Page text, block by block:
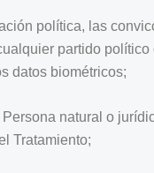
política, las
partido
datos biométricos;
natural o
Tratamiento;